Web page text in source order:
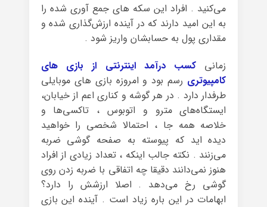
می‌کنید . افراد این سکه های جمع آوری شده را
به این امید دارند که در آینده ارزش‌گذاری شده و
مقداری پول به حسابشان واریز شود .
زمانی کسب درآمد اینترنتی از بازی های
کامپیوتری رسم بود و امروزه بازی های موبایلی
طرفدار دارد . در هر گوشه و کناری اعم از خیابان‌،
ایستگاه‌های مترو و اتوبوس ، تاکسی‌ها و
خلاصه همه جا ، احتمالا شخصی را خواهید
دیده اید که پیوسته به صفحه گوشی ضربه
می‌زنند . نکته جالب اینکه ، تعداد زیادی از افراد
هنوز نمی‌دانند دقیقا چه اتفاقی با ضربه زدن روی
گوشی رخ می‌دهد . اصلا ارزشش را دارد؟
ابهامات در این باره زیاد است . آینده‌ این بازی